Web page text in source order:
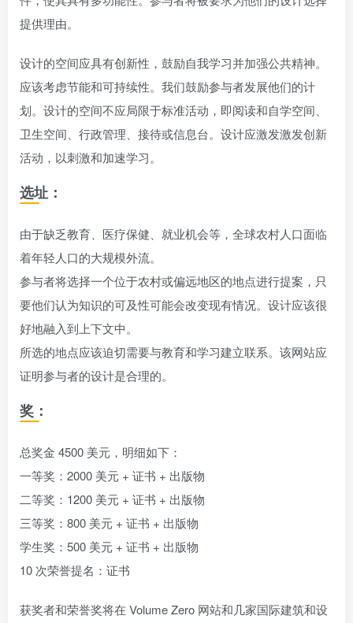
提供理由。
设计的空间应具有创新性，鼓励自我学习并加强公共精神。
应该考虑节能和可持续性。我们鼓励参与者发展他们的计
划。设计的空间不应局限于标准活动，即阅读和自学空间、
卫生空间、行政管理、接待或信息台。设计应激发激发创新
活动，以刺激和加速学习。
选址：
由于缺乏教育、医疗保健、就业机会等，全球农村人口面临
着年轻人口的大规模外流。
参与者将选择一个位于农村或偏远地区的地点进行提案，只
要他们认为知识的可及性可能会改变现有情况。设计应该很
好地融入到上下文中。
所选的地点应该迫切需要与教育和学习建立联系。该网站应
证明参与者的设计是合理的。
奖：
总奖金 4500 美元，明细如下：
一等奖：2000 美元 + 证书 + 出版物
二等奖：1200 美元 + 证书 + 出版物
三等奖：800 美元 + 证书 + 出版物
学生奖：500 美元 + 证书 + 出版物
10 次荣誉提名：证书
获奖者和荣誉奖将在 Volume Zero 网站和几家国际建筑和设